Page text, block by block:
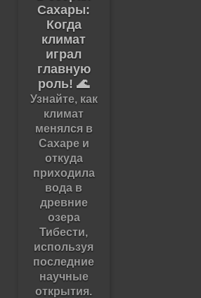
Сахары:
Когда
климат
играл
главную
роль! 🌊
Узнайте, как
климат
менялся в
Сахаре и
откуда
приходила
вода в
древние
озера
Тибести,
используя
последние
научные
открытия.